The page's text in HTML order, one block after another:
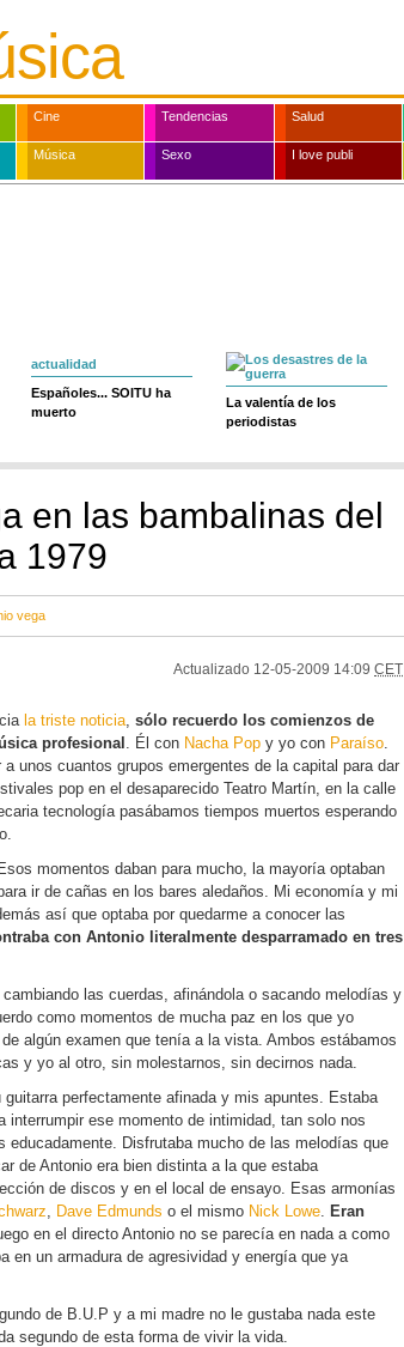
Cine Tendencias Salud
Música Sexo I love publi
actualidad
Españoles... SOITU ha
muerto
La valentía de los
periodistas
en las bambalinas del
1979
vega
Actualizado 12-05-2009 14:09 CET
la triste noticia, sólo recuerdo los comienzos de
profesional . Él con Nacha Pop y yo con Paraíso.
unos cuantos grupos emergentes de la capital para dar
pop en el desaparecido Teatro Martín, en la calle
tecnología pasábamos tiempos muertos esperando
Esos momentos daban para mucho, la mayoría optaban
ir de cañas en los bares aledaños. Mi economía y mi
así que optaba por quedarme a conocer las
con Antonio literalmente desparramado en tres
las cuerdas, afinándola o sacando melodías y
como momentos de mucha paz en los que yo
algún examen que tenía a la vista. Ambos estábamos
y yo al otro, sin molestarnos, sin decirnos nada.
perfectamente afinada y mis apuntes. Estaba
interrumpir ese momento de intimidad, tan solo nos
educadamente. Disfrutaba mucho de las melodías que
de Antonio era bien distinta a la que estaba
de discos y en el local de ensayo. Esas armonías
, Dave Edmunds o el mismo Nick Lowe. Eran
en el directo Antonio no se parecía en nada a como
en un armadura de agresividad y energía que ya
de B.U.P y a mi madre no le gustaba nada este
segundo de esta forma de vivir la vida.